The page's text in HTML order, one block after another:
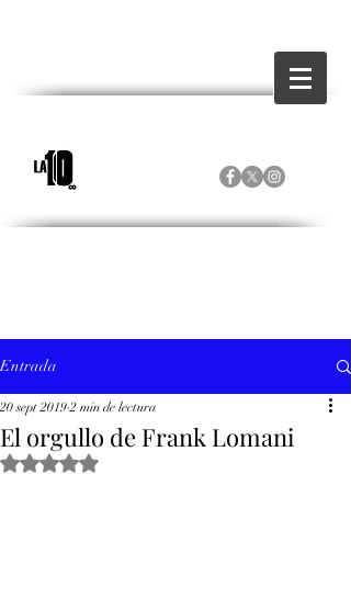
Entrada
El orgullo de Frank Lomani
20 sept 2019 2 min de lectura
Obtuvo NaN de 5 estrellas.